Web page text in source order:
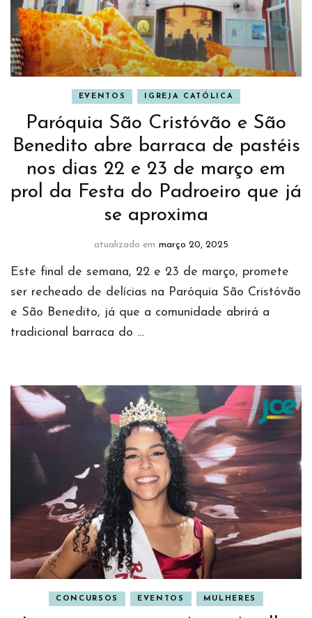
EVENTOS IGREJA CATÓLICA
Paróquia São Cristóvão e São
Benedito abre barraca de pastéis
nos dias 22 e 23 de março em
prol da Festa do Padroeiro que já
se aproxima
atualizado em março 20, 2025
Este final de semana, 22 e 23 de março, promete
ser recheado de delícias na Paróquia São Cristóvão
e São Benedito, já que a comunidade abrirá a
tradicional barraca do …
CONCURSOS EVENTOS MULHERES